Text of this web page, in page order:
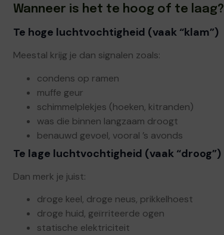
Wanneer is het te hoog of te laag?
Te hoge luchtvochtigheid (vaak “klam”)
Meestal krijg je dan signalen zoals:
condens op ramen
muffe geur
schimmelplekjes (hoeken, kitranden)
was die binnen langzaam droogt
benauwd gevoel, vooral ’s avonds
Te lage luchtvochtigheid (vaak “droog”)
Dan merk je juist:
droge keel, droge neus, prikkelhoest
droge huid, geïrriteerde ogen
statische elektriciteit